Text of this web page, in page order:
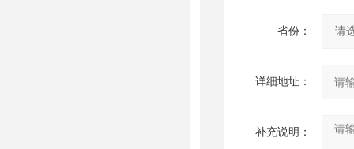
省份：
详细地址：
补充说明：